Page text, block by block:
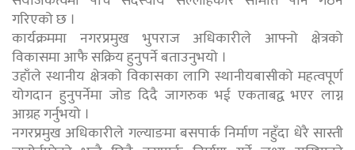
गरिएको छ ।
कार्यक्रममा नगरप्रमुख भुपराज अधिकारीले आफ्नो क्षेत्रको
विकासमा आफै सक्रिय हुनुपर्ने बताउनुभयो ।
उहाँले स्थानीय क्षेत्रको विकासका लागि स्थानीयबासीको महत्वपूर्ण
योगदान हुनुपर्नेमा जोड दिदै जागरुक भई एकताबद्व भएर लाग्न
आग्रह गर्नुभयो ।
नगरप्रमुख अधिकारीले गल्याङमा बसपार्क निर्माण नहुँदा धेरै सास्ती